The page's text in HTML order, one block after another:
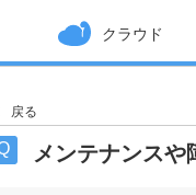
クラウド
戻る
メンテナンスや